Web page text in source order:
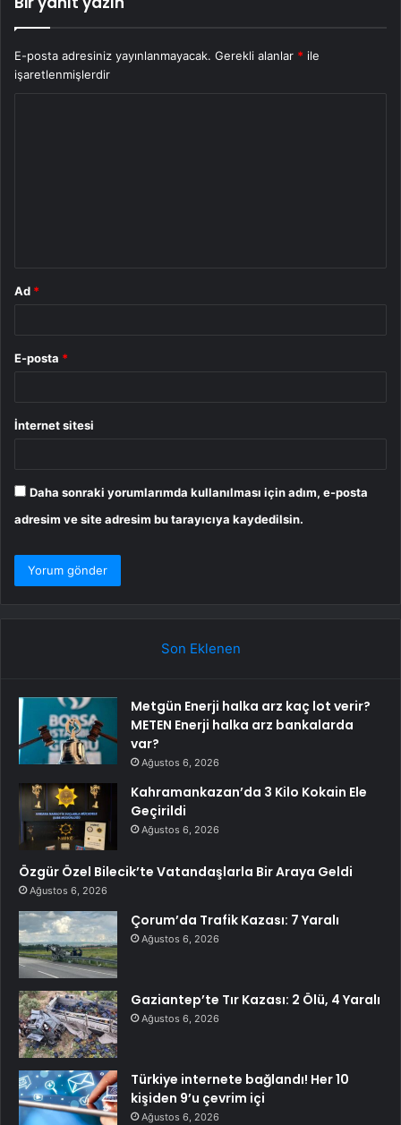
E-posta adresiniz yayınlanmayacak. Gerekli alanlar * ile
işaretlenmişlerdir
Ad *
E-posta *
İnternet sitesi
Daha sonraki yorumlarımda kullanılması için adım, e-posta
adresim ve site adresim bu tarayıcıya kaydedilsin.
Son Eklenen
Metgün Enerji halka arz kaç lot verir?
METEN Enerji halka arz bankalarda
var?
Ağustos 6, 2026
Kahramankazan’da 3 Kilo Kokain Ele
Geçirildi
Ağustos 6, 2026
Özgür Özel Bilecik’te Vatandaşlarla Bir Araya Geldi
Ağustos 6, 2026
Çorum’da Trafik Kazası: 7 Yaralı
Ağustos 6, 2026
Gaziantep’te Tır Kazası: 2 Ölü, 4 Yaralı
Ağustos 6, 2026
Türkiye internete bağlandı! Her 10
kişiden 9’u çevrim içi
Ağustos 6, 2026